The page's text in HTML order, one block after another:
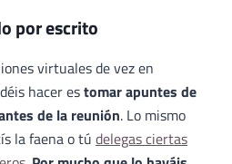
por escrito
virtuales de vez en
hacer estomar apuntes de
de la reunión. Lo mismo
la faena o tú delegas ciertas